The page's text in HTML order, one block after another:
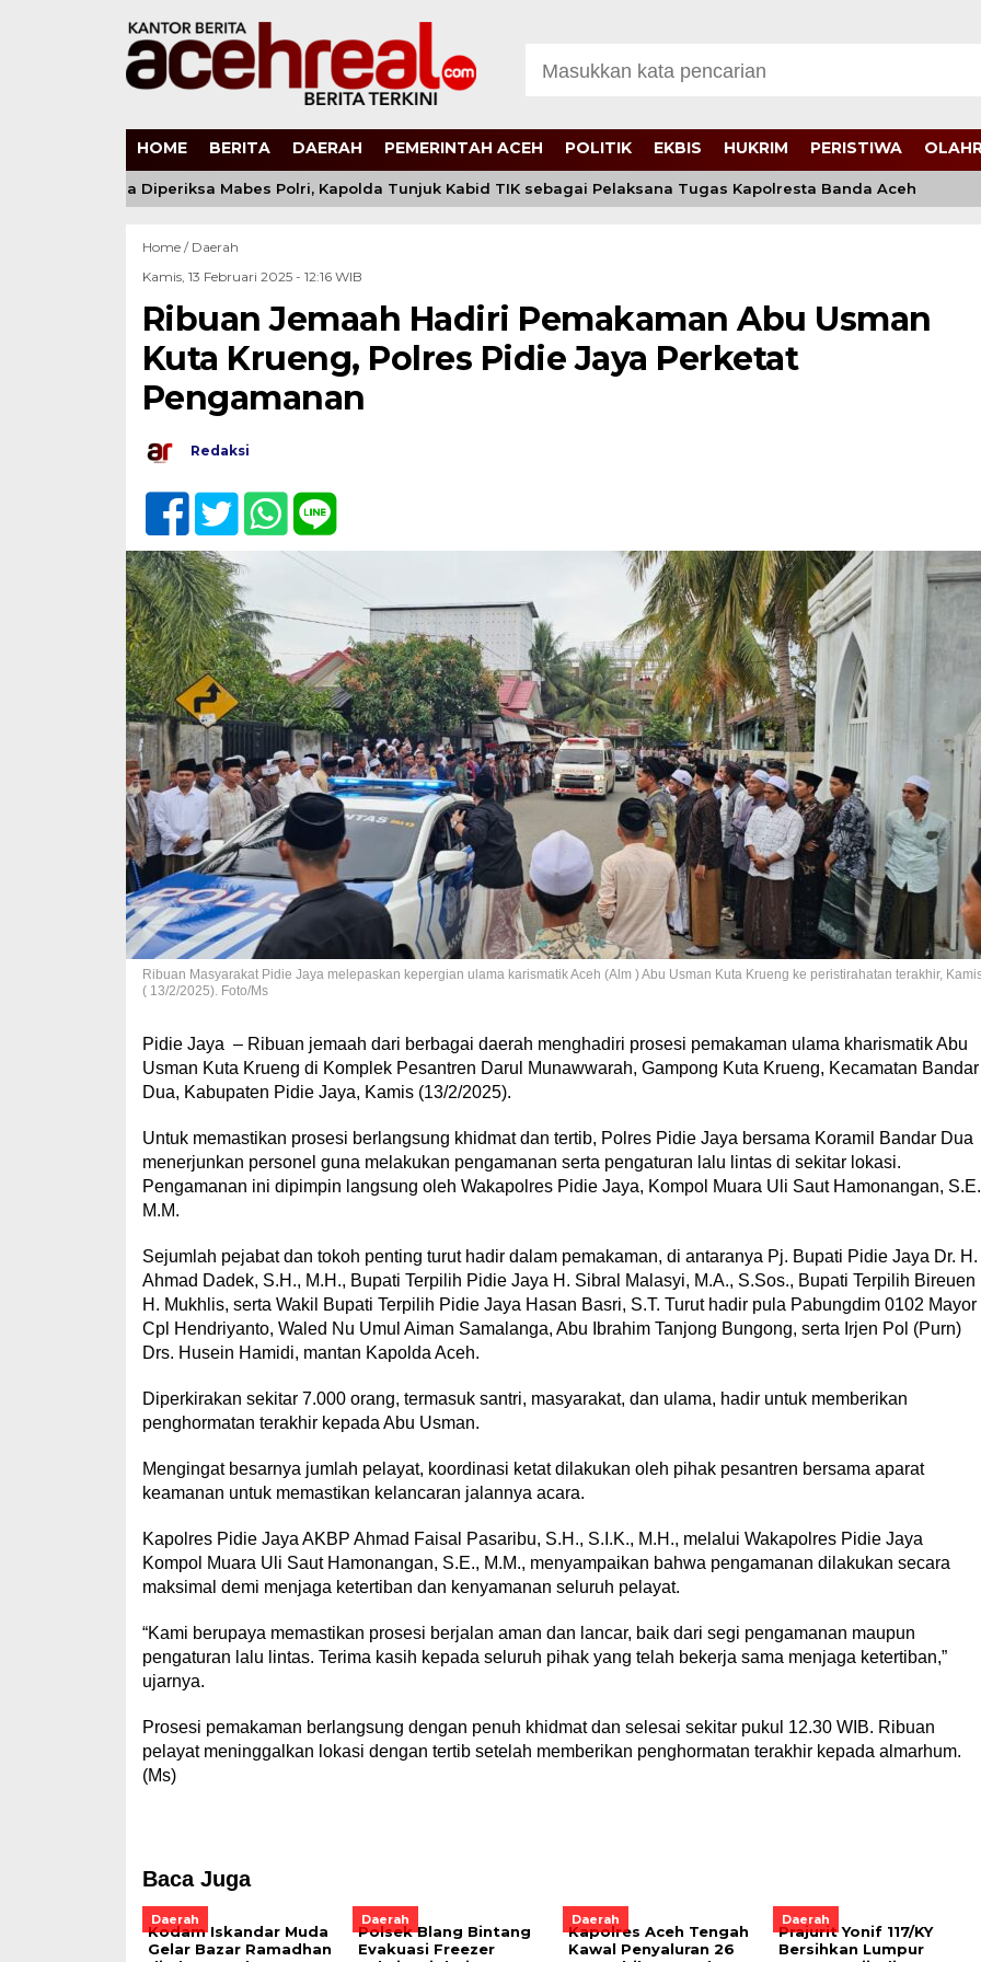
HOME BERITA DAERAH PEMERINTAH ACEH POLITIK EKBIS HUKRIM PERISTIWA
Andi Kirana Diperiksa Mabes Polri, Kapolda Tunjuk Kabid TIK sebagai Pelaksana Tugas Kapolresta Banda Aceh
Home / Daerah
Kamis, 13 Februari 2025 - 12:16 WIB
Ribuan Jemaah Hadiri Pemakaman Abu Usman
Kuta Krueng, Polres Pidie Jaya Perketat
Pengamanan
Redaksi
Ribuan Masyarakat Pidie Jaya melepaskan kepergian ulama karismatik Aceh (Alm ) Abu Usman Kuta Krueng ke peristirahatan terakhir,
( 13/2/2025). Foto/Ms
Pidie Jaya – Ribuan jemaah dari berbagai daerah menghadiri prosesi pemakaman ulama kharismatik Abu
Usman Kuta Krueng di Komplek Pesantren Darul Munawwarah, Gampong Kuta Krueng, Kecamatan Bandar
Dua, Kabupaten Pidie Jaya, Kamis (13/2/2025).
Untuk memastikan prosesi berlangsung khidmat dan tertib, Polres Pidie Jaya bersama Koramil Bandar Dua
menerjunkan personel guna melakukan pengamanan serta pengaturan lalu lintas di sekitar lokasi.
Pengamanan ini dipimpin langsung oleh Wakapolres Pidie Jaya, Kompol Muara Uli Saut Hamonangan,
M.M.
Sejumlah pejabat dan tokoh penting turut hadir dalam pemakaman, di antaranya Pj. Bupati Pidie Jaya Dr. H.
Ahmad Dadek, S.H., M.H., Bupati Terpilih Pidie Jaya H. Sibral Malasyi, M.A., S.Sos., Bupati Terpilih Bireuen
H. Mukhlis, serta Wakil Bupati Terpilih Pidie Jaya Hasan Basri, S.T. Turut hadir pula Pabungdim 0102 Mayor
Cpl Hendriyanto, Waled Nu Umul Aiman Samalanga, Abu Ibrahim Tanjong Bungong, serta Irjen Pol (Purn)
Drs. Husein Hamidi, mantan Kapolda Aceh.
Diperkirakan sekitar 7.000 orang, termasuk santri, masyarakat, dan ulama, hadir untuk memberikan
penghormatan terakhir kepada Abu Usman.
Mengingat besarnya jumlah pelayat, koordinasi ketat dilakukan oleh pihak pesantren bersama aparat
keamanan untuk memastikan kelancaran jalannya acara.
Kapolres Pidie Jaya AKBP Ahmad Faisal Pasaribu, S.H., S.I.K., M.H., melalui Wakapolres Pidie Jaya
Kompol Muara Uli Saut Hamonangan, S.E., M.M., menyampaikan bahwa pengamanan dilakukan secara
maksimal demi menjaga ketertiban dan kenyamanan seluruh pelayat.
“Kami berupaya memastikan prosesi berjalan aman dan lancar, baik dari segi pengamanan maupun
pengaturan lalu lintas. Terima kasih kepada seluruh pihak yang telah bekerja sama menjaga ketertiban,”
ujarnya.
Prosesi pemakaman berlangsung dengan penuh khidmat dan selesai sekitar pukul 12.30 WIB. Ribuan
pelayat meninggalkan lokasi dengan tertib setelah memberikan penghormatan terakhir kepada almarhum.
(Ms)
Baca Juga
Daerah
Kodam Iskandar Muda
Gelar Bazar Ramadhan
Daerah
Polsek Blang Bintang
Evakuasi Freezer
Daerah
Kapolres Aceh Tengah
Kawal Penyaluran 26
Daerah
Prajurit Yonif 117/KY
Bersihkan Lumpur